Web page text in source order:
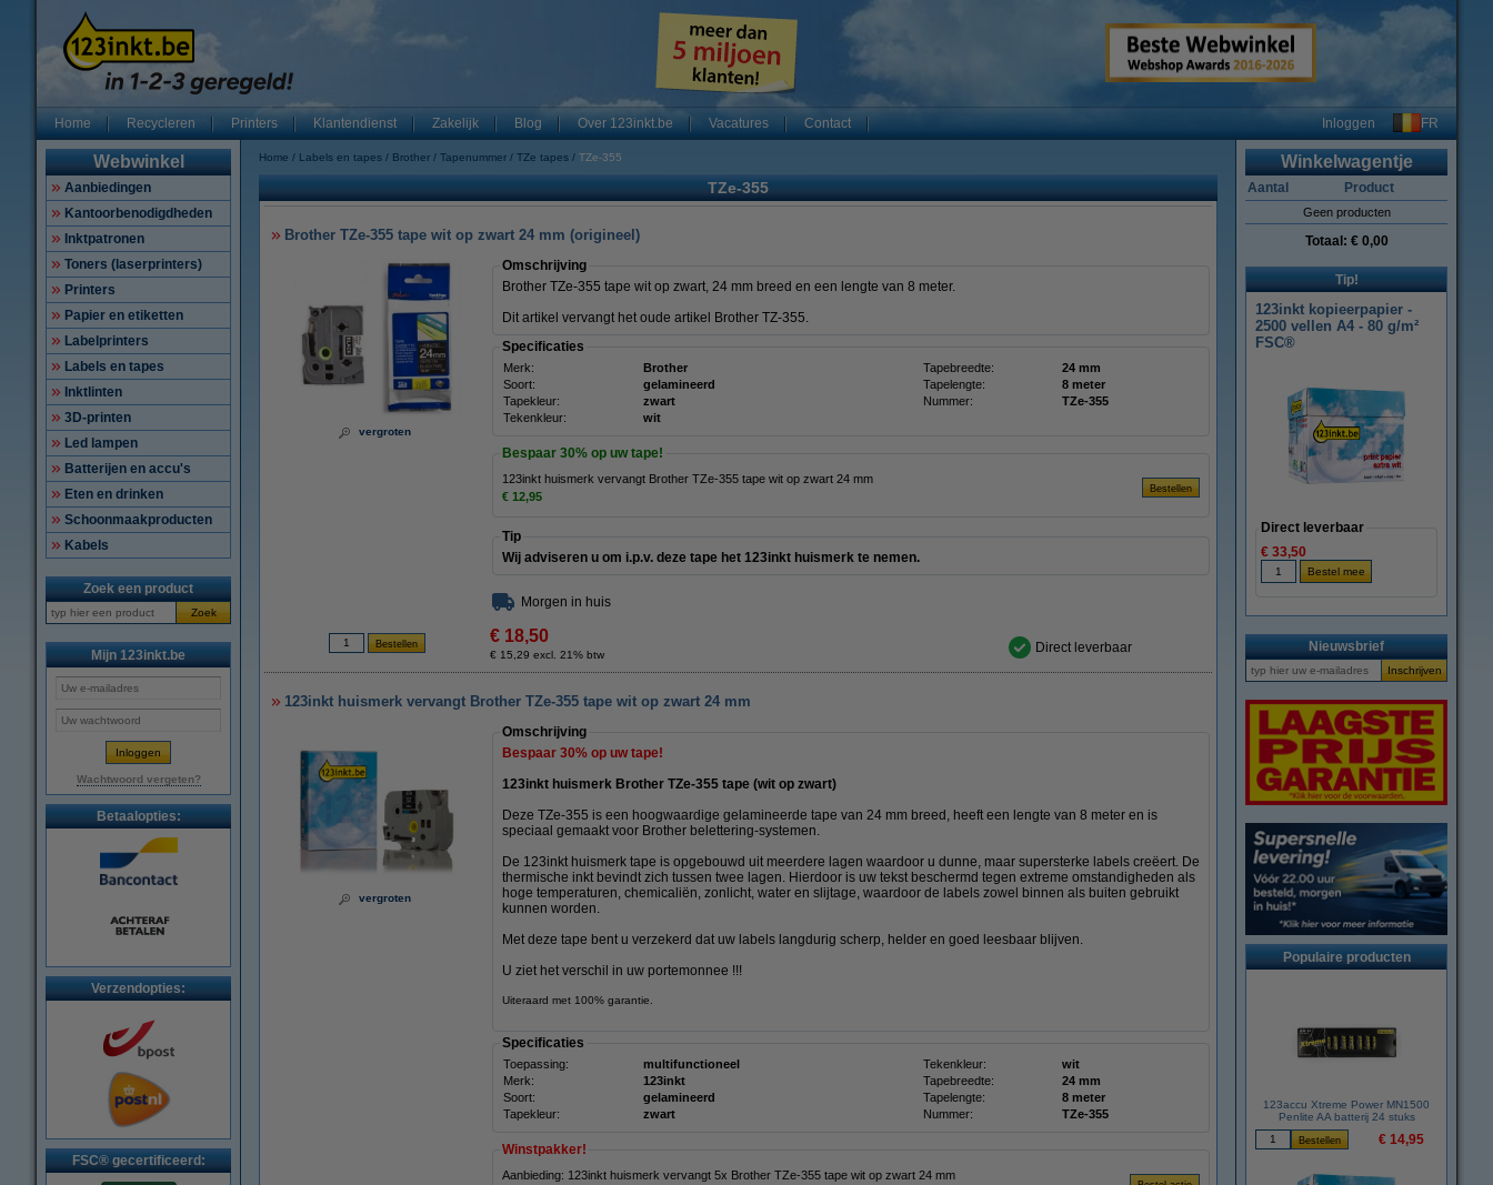
Home Recycleren Printers Klantendienst Zakelijk Blog Over 123inkt.be Vacatures Contact Inloggen FR
Webwinkel
Aanbiedingen
Kantoorbenodigdheden
Inktpatronen
Toners (laserprinters)
Printers
Papier en etiketten
Labelprinters
Labels en tapes
Inktlinten
3D-printen
Led lampen
Batterijen en accu's
Eten en drinken
Schoonmaakproducten
Kabels
Zoek een product
Zoek
Mijn 123inkt.be
Wachtwoord vergeten?
Betaalopties:
Verzendopties:
FSC® gecertificeerd:
Home Labels en tapes Brother Tapenummer TZe tapes TZe-355
TZe-355
Brother TZe-355 tape wit op zwart 24 mm (origineel)
vergroten
Omschrijving
Brother TZe-355 tape wit op zwart, 24 mm breed en een lengte van 8 meter.
Dit artikel vervangt het oude artikel Brother TZ-355.
Specificaties
Merk: Brother Tapebreedte:
24 mm
Soort:
gelamineerd Tapelengte:
8 meter
Tapekleur:
zwart Nummer:
TZe-355
Tekenkleur:
wit
Bespaar 30% op uw tape!
123inkt huismerk vervangt Brother TZe-355 tape wit op zwart 24 mm
€ 12,95
Tip
Wij adviseren u om i.p.v. deze tape het 123inkt huismerk te nemen.
Morgen in huis
€ 18,50
€ 15,29 excl. 21% btw Direct leverbaar
123inkt huismerk vervangt Brother TZe-355 tape wit op zwart 24 mm
vergroten
Omschrijving
Bespaar 30% op uw tape!
123inkt huismerk Brother TZe-355 tape (wit op zwart)
Deze TZe-355 is een hoogwaardige gelamineerde tape van 24 mm breed, heeft een lengte van 8 meter en is
speciaal gemaakt voor Brother belettering-systemen.
De 123inkt huismerk tape is opgebouwd uit meerdere lagen waardoor u dunne, maar supersterke labels creëert. De
thermische inkt bevindt zich tussen twee lagen. Hierdoor is uw tekst beschermd tegen extreme omstandigheden als
hoge temperaturen, chemicaliën, zonlicht, water en slijtage, waardoor de labels zowel binnen als buiten gebruikt
kunnen worden.
Met deze tape bent u verzekerd dat uw labels langdurig scherp, helder en goed leesbaar blijven.
U ziet het verschil in uw portemonnee !!!
Uiteraard met 100% garantie.
Specificaties
Toepassing: multifunctioneel Tekenkleur:
wit
Merk:
123inkt Tapebreedte:
24 mm
Soort:
gelamineerd Tapelengte:
8 meter
Tapekleur:
zwart Nummer: TZe-355
Winstpakker!
Aanbieding: 123inkt huismerk vervangt 5x Brother TZe-355 tape wit op zwart 24 mm
Winkelwagentje
Aantal Product
Geen producten
Totaal: € 0,00
Tip!
123inkt kopieerpapier -
2500 vellen A4 - 80 g/m²
FSC®
Direct leverbaar
€ 33,50
Nieuwsbrief
Populaire producten
123accu Xtreme Power MN1500
Penlite AA batterij 24 stuks
€ 14,95